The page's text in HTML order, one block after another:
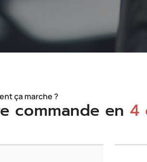
ça marche ?
commande en 4